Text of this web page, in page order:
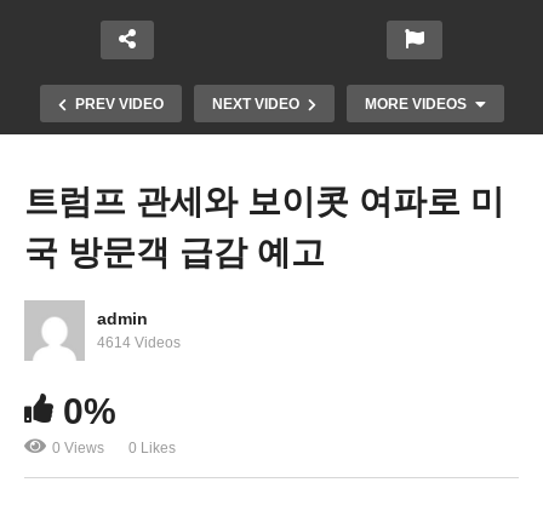
PREV VIDEO NEXT VIDEO MORE VIDEOS
기각 여부 판정’
트럼프 관세와 보이콧 여파로 미
국 방문객 급감 예고
admin
4614 Videos
0%
0 Views 0 Likes